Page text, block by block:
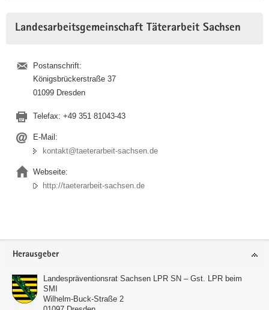
Landesarbeitsgemeinschaft Täterarbeit Sachsen
Postanschrift:
Königsbrückerstraße 37
01099 Dresden
Telefax: +49 351 81043-43
E-Mail:
kontakt@taeterarbeit-sachsen.de
Webseite:
http://taeterarbeit-sachsen.de
Footer-
Herausgeber
Landespräventionsrat Sachsen LPR SN – Gst. LPR beim
SMI
Wilhelm-Buck-Straße 2